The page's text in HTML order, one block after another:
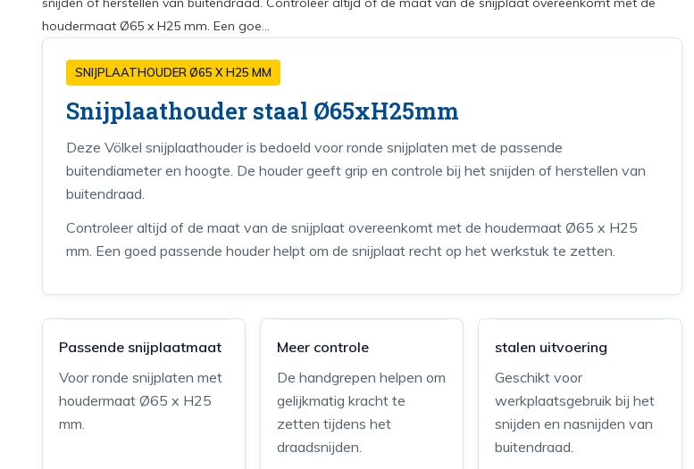
houdermaat Ø65 x H25 mm. Een goe...
SNIJPLAATHOUDER Ø65 X H25 MM
Snijplaathouder staal Ø65xH25mm
Deze Völkel snijplaathouder is bedoeld voor ronde snijplaten met de passende
buitendiameter en hoogte. De houder geeft grip en controle bij het snijden of herstellen van
buitendraad.
Controleer altijd of de maat van de snijplaat overeenkomt met de houdermaat Ø65 x H25
mm. Een goed passende houder helpt om de snijplaat recht op het werkstuk te zetten.
Passende snijplaatmaat
Voor ronde snijplaten met
houdermaat Ø65 x H25
mm.
Meer controle
De handgrepen helpen om
gelijkmatig kracht te
zetten tijdens het
draadsnijden.
stalen uitvoering
Geschikt voor
werkplaatsgebruik bij het
snijden en nasnijden van
buitendraad.